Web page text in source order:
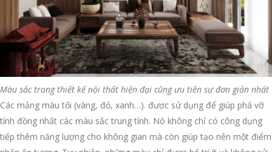
Màu sắc trong thiết kế nội thất hiện đại cũng ưu tiên sự đơn giản nhất
Các mảng màu tối (vàng, đỏ, xanh…). được sử dụng để giúp phá vỡ
tính đồng nhất các màu sắc trung tính. Nó không chỉ có công dụng
tiếp thêm năng lượng cho không gian mà còn giúp tạo nên một điểm